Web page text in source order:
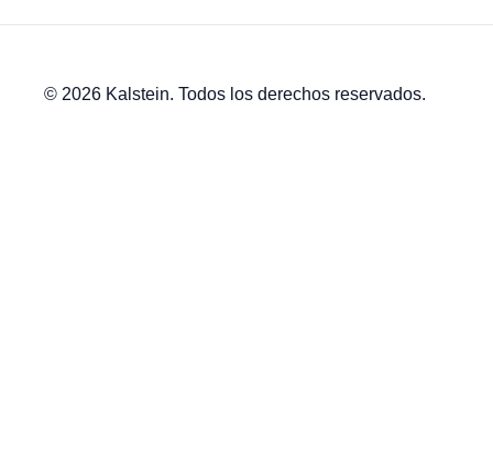
© 2026 Kalstein. Todos los derechos reservados.